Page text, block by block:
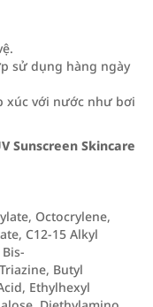
sử dụng hàng ngày
xúc với nước như bơi
Sunscreen Skincare
Octocrylene,
C12-15 Alkyl
Butyl
Ethylhexyl